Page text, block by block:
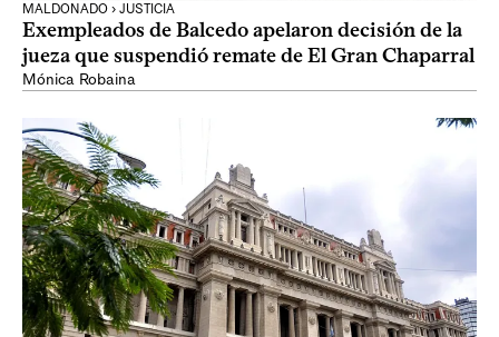
MALDONADO › JUSTICIA
Exempleados de Balcedo apelaron decisión de la
jueza que suspendió remate de El Gran Chaparral
Mónica Robaina